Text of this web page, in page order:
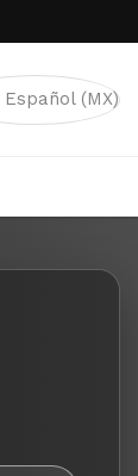
Español (MX)